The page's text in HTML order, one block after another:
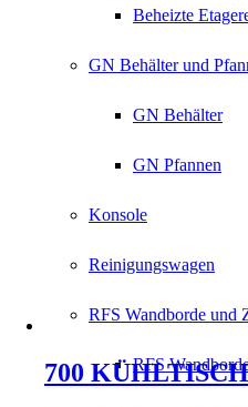
Beheizte
GN Behälter und
GN Behälter
GN Pfannen
Konsole
Reinigungswagen
RFS Wandborde und
RFS
700